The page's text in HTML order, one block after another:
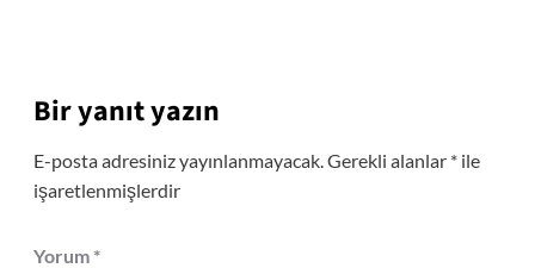
Bir yanıt yazın
E-posta adresiniz yayınlanmayacak.Gerekli alanlar *ile
işaretlenmişlerdir
Yorum *